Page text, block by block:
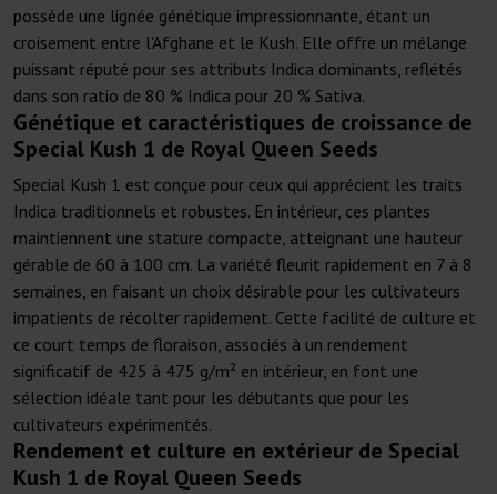
possède une lignée génétique impressionnante, étant un
croisement entre l'Afghane et le Kush. Elle offre un mélange
puissant réputé pour ses attributs Indica dominants, reflétés
dans son ratio de 80 % Indica pour 20 % Sativa.
Génétique et caractéristiques de croissance de
Special Kush 1 de Royal Queen Seeds
Special Kush 1 est conçue pour ceux qui apprécient les traits
Indica traditionnels et robustes. En intérieur, ces plantes
maintiennent une stature compacte, atteignant une hauteur
gérable de 60 à 100 cm. La variété fleurit rapidement en 7 à 8
semaines, en faisant un choix désirable pour les cultivateurs
impatients de récolter rapidement. Cette facilité de culture et
ce court temps de floraison, associés à un rendement
significatif de 425 à 475 g/m² en intérieur, en font une
sélection idéale tant pour les débutants que pour les
cultivateurs expérimentés.
Rendement et culture en extérieur de Special
Kush 1 de Royal Queen Seeds